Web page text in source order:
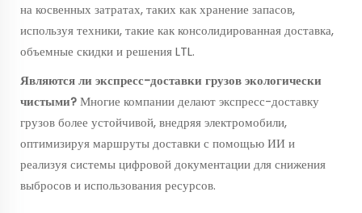
на косвенных затратах, таких как хранение запасов,
используя техники, такие как консолидированная доставка,
объемные скидки и решения LTL.
Являются ли экспресс-доставки грузов экологически
чистыми?Многие компании делают экспресс-доставку
грузов более устойчивой, внедряя электромобили,
оптимизируя маршруты доставки с помощью ИИ и
реализуя системы цифровой документации для снижения
выбросов и использования ресурсов.